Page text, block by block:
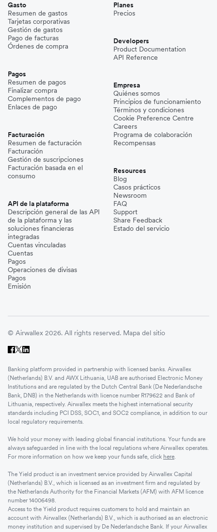
Gasto
Resumen de gastos
Tarjetas corporativas
Gestión de gastos
Pago de facturas
Órdenes de compra
Pagos
Resumen de pagos
Finalizar compra
Complementos de pago
Enlaces de pago
Facturación
Resumen de facturación
Facturación
Gestión de suscripciones
Facturación basada en el
consumo
API de la plataforma
Descripción general de las API
de la plataforma y las
soluciones financieras
integradas
Cuentas vinculadas
Cuentas
Pagos
Operaciones de divisas
Pagos
Emisión
Planes
Precios
Developers
Product Documentation
API Reference
Empresa
Quiénes somos
Principios de funcionamiento
Términos y condiciones
Cookie Preference Centre
Careers
Programa de colaboración
Recompensas
Resources
Blog
Casos prácticos
Newsroom
FAQ
Support
Share Feedback
Estado del servicio
© Airwallex 2026. All rights reserved. Mapa del sitio
Banking platform provided in partnership with licensed banks. Airwallex
(Netherlands) B.V. and AWX Lithuania, UAB are authorised Electronic Money
Institutions and are regulated by the Dutch Central Bank (De Nederlandsche
Bank, DNB) in the Netherlands with licence number R179622 and Bank of
Lithuania, respectively. Airwallex meets the highest international security
standards including PCI DSS, SOC1, and SOC2 compliance, in addition to our
local regulatory requirements.
We hold your money with leading global financial institutions. Your funds are
always safeguarded in line with the local regulations where Airwallex operates.
For more information on how we keep your funds safe, click here.
The Yield product is an investment service provided by Airwallex Capital
(Netherlands) B.V., which is licensed as an investment firm and regulated by
the Netherlands Authority for the Financial Markets (AFM) with AFM licence
number 14006498.
Access to the Yield product requires customers to hold and maintain an
account with Airwallex (Netherlands) B.V., which is authorised as an electronic
money institution and supervised by De Nederlandsche Bank. If your Airwallex